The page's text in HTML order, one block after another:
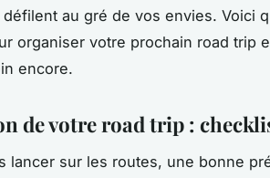
défilent au gré de vos envies. Voici
organiser votre prochain road trip
encore.
de votre road trip :
lancer sur les routes, une bonne